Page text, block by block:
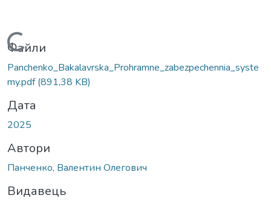
Вантажиться...
Файли
Panchenko_Bakalavrska_Prohramne_zabezpechennia_syste
my.pdf(891,38 KB)
Дата
2025
Автори
Панченко, Валентин Олегович
Видавець